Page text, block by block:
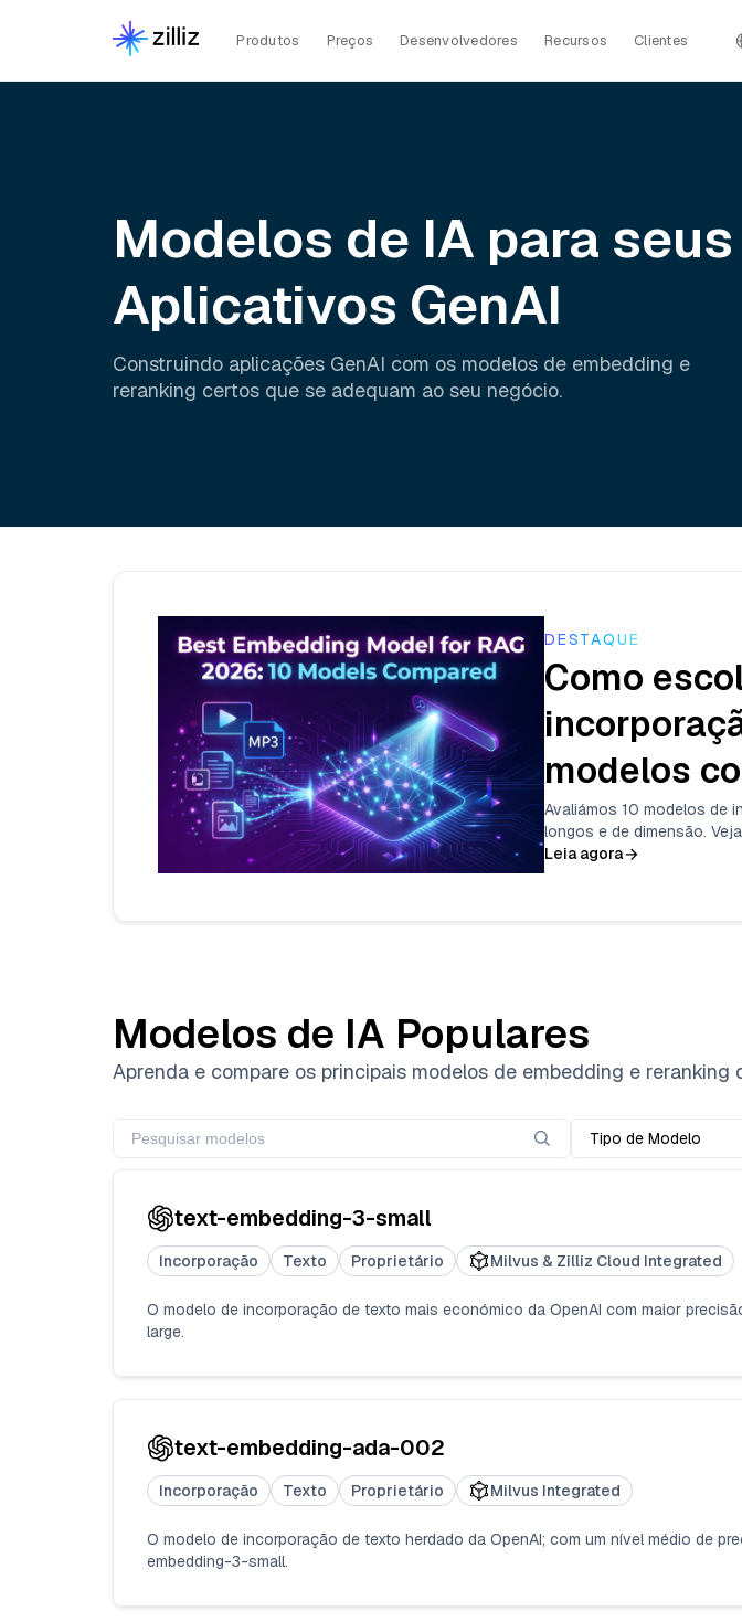
Produtos Preços Desenvolvedores Recursos Clientes
Modelos de IA para seus
Aplicativos GenAI
Construindo aplicações GenAI com os modelos de embedding e
reranking certos que se adequam ao seu negócio.
DESTAQUE
Como
modelos
Avaliámos 10 modelos de
longos e de dimensão.
Leia agora
Modelos de IA Populares
Aprenda e compare os principais modelos de embedding e reranking
Tipo de Modelo
text-embedding-3-small
Incorporação Texto Proprietário Milvus & Zilliz Cloud Integrated
O modelo de incorporação de texto mais económico da OpenAI com maior
large.
text-embedding-ada-002
Incorporação Texto Proprietário Milvus Integrated
O modelo de incorporação de texto herdado da OpenAI; com um nível médio de
embedding-3-small.